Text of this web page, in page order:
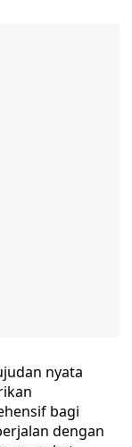
nyata
bagi
dengan